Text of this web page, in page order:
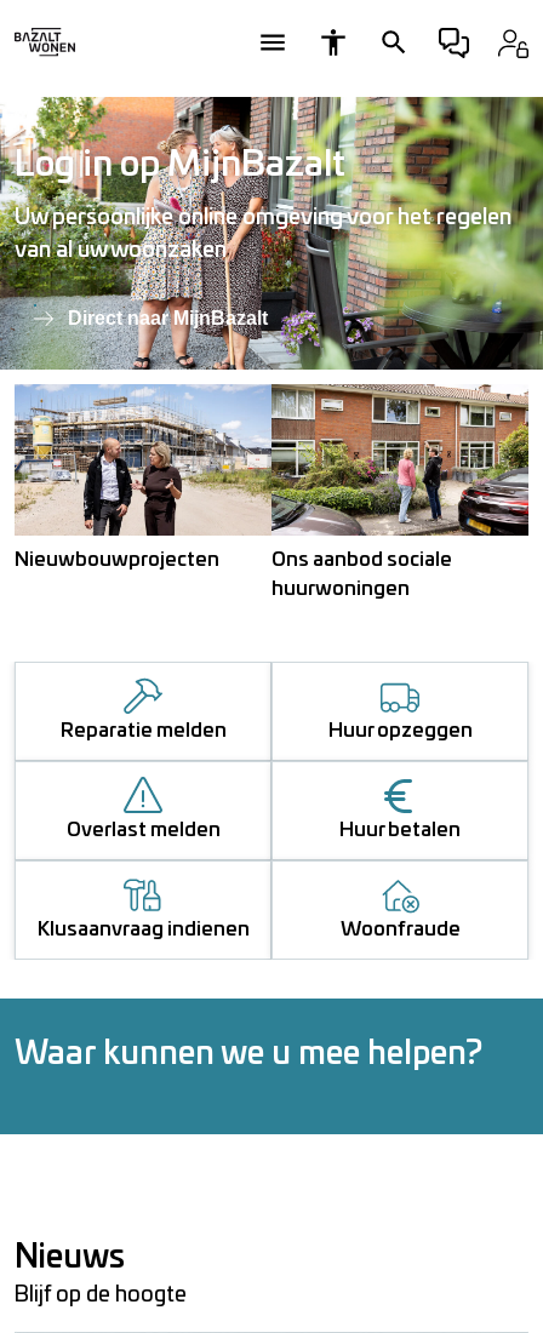
Log in op MijnBazalt
Uw persoonlijke online omgeving voor het regelen
van al uw woonzaken
Direct naar MijnBazalt
Nieuwbouwprojecten
Ons aanbod sociale
huurwoningen
Reparatie melden Huur opzeggen
Overlast melden Huur betalen
Klusaanvraag indienen Woonfraude
Waar kunnen we u mee helpen?
Nieuws
Blijf op de hoogte